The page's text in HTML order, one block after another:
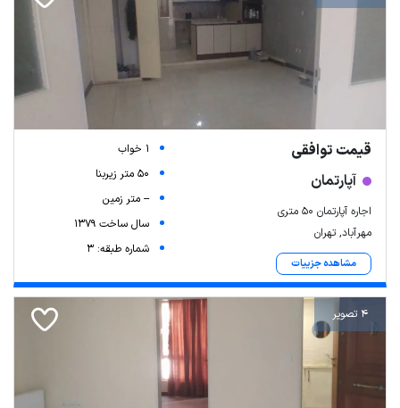
قیمت توافقی
آپارتمان
اجاره آپارتمان ۵۰ متری
مهرآباد, تهران
مشاهده جزییات
1 خواب
50 متر زیربنا
-- متر زمین
سال ساخت 1379
شماره طبقه: 3
4 تصویر